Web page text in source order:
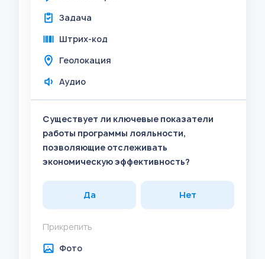
Задача
Штрих-код
Геолокация
Аудио
Существует ли ключевые показатели
работы программы лояльности,
позволяющие отслеживать
экономическую эффективность?
Да Нет
Прикрепить
Фото